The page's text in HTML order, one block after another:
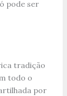
pode ser
tradição
todo o
por